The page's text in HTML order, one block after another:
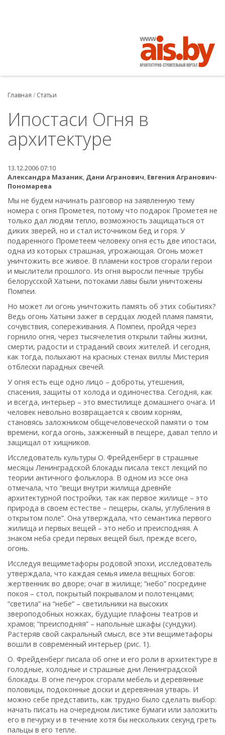
Главная / Статьи
Ипостаси Огня в
архитектуре
13.12.2006 07:10
Александра Мазаник, Дани Агранович, Евгения Агранович-
Пономарева
Мы не будем начинать разговор на заявленную тему
номера с огня Прометея, потому что подарок Прометея не
только дал людям тепло, возможность защищаться от
диких зверей, но и стал источником бед и горя. У
подаренного Прометеем человеку огня есть две ипостаси,
одна из которых страшная, угрожающая. Огонь может
уничтожить все живое. В пламени костров сгорали герои
и мыслители прошлого. Из огня выросли печные трубы
белорусской Хатыни, потоками лавы были уничтожены
Помпеи.
Но может ли огонь уничтожить память об этих событиях?
Ведь огонь Хатыни зажег в сердцах людей пламя памяти,
сочувствия, сопереживания. А Помпеи, пройдя через
горнило огня, через тысячелетия открыли тайны жизни,
смерти, радости и страданий своих жителей. И сегодня,
как тогда, полыхают на красных стенах виллы Мистерия
отблески парадных свечей.
У огня есть еще одно лицо – доброты, утешения,
спасения, защиты от холода и одиночества. Сегодня, как
и всегда, интерьер – это вместилище домашнего очага. И
человек невольно возвращается к своим корням,
становясь заложником общечеловеческой памяти о том
времени, когда огонь, зажженный в пещере, давал тепло и
защищал от хищников.
Исследователь культуры О. Фрейденберг в страшные
месяцы Ленинградской блокады писала текст лекций по
теории античного фольклора. В одном из эссе она
отмечала, что “вещи внутри жилища древнйе
архитектурной постройки, так как первое жилище – это
природа в своем естестве – пещеры, скалы, углубления в
открытом поле”. Она утверждала, что семантика первого
жилища и первых вещей – это небо и преисподняя. А
знаком неба среди первых вещей был, прежде всего,
огонь.
Исследуя вещиметафоры родовой эпохи, исследователь
утверждала, что каждая семья имела вещных богов:
жертвенник во дворе; очаг в жилище; “небо” посредине
покоя – стол, покрытый покрывалом и полотенцами;
“светила” на “небе” – светильники на высоких
звероподобных ножках, будущие плафоны театров и
храмов; “преисподняя” – напольные шкафы (сундуки).
Растеряв свой сакральный смысл, все эти вещиметафоры
вошли в современный интерьер (рис. 1).
О. Фрейденберг писала об огне и его роли в архитектуре в
голодные, холодные и страшные дни Ленинградской
блокады. В огне печурок сгорали мебель и деревянные
половицы, подоконные доски и деревянная утварь. И
можно себе представить, как трудно было сделать выбор:
начать писать на очередном листике бумаги или заложить
его в печурку и в течение хотя бы нескольких секунд греть
пальцы в его тепле.